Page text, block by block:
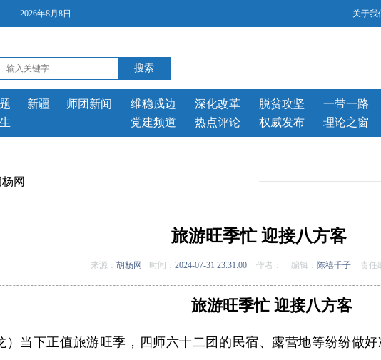
2026年8月8日 关于我
新疆
师团新闻
维稳戍边 深化改革
脱贫攻坚
党建频道
热点评论 权威发布
一带一路
理论之窗
网
旅游旺季忙 迎接八方客
来源： 胡杨网 时间： 2024-07-31 23:31:00 作者： 编辑： 陈禧千子 责任
旅游旺季忙 迎接八方客
）当下正值旅游旺季，四师六十二团的民宿、露营地等纷纷做